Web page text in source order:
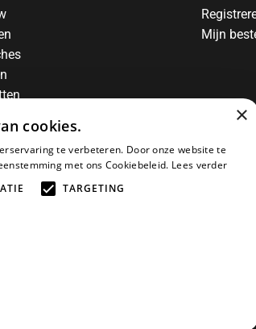
Mijn
×
cookies.
te verbeteren. Door onze website te
met ons Cookiebeleid. Lees verder
TARGETING